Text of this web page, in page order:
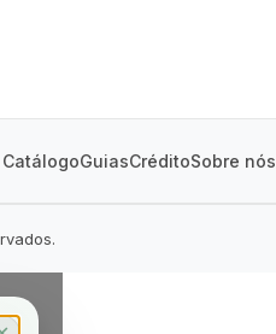
CatálogoGuiasCréditoSobre nós